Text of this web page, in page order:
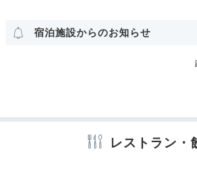
カフェやバー、レストランとして
の「LANDABOUT_TABLE（ラ
ル）」。バリスタが丁寧に淹れる
__saekoo__
ランドリーコーナー
タオル バスタオル ドライヤー お茶
宿泊施設からのお知らせ
レストラン・